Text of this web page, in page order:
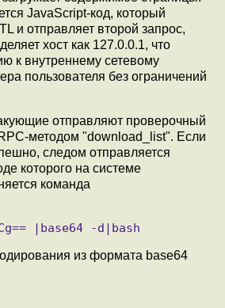
JavaScript-код, который
и отправляет второй запрос,
хост как 127.0.0.1, что
к внутреннему сетевому
пользователя без ограничений
отправляют проверочный
методом "download_list". Если
следом отправляется
которого на системе
команда
из формата base64